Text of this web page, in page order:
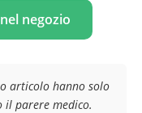
negozio
articolo hanno solo
il parere medico.